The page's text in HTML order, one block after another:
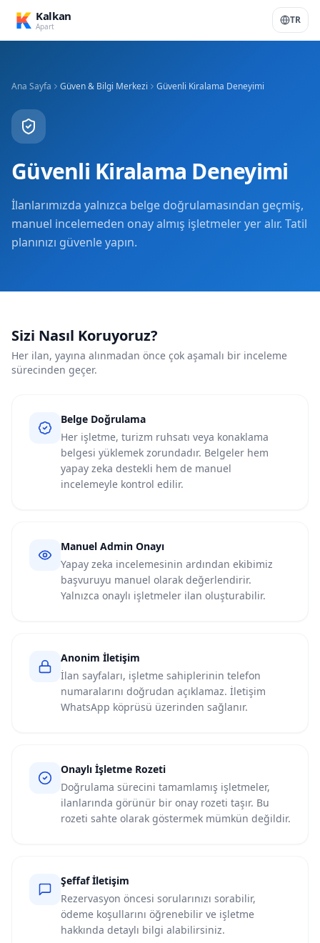
K Kalkan
Apart
TR
Ana Sayfa Güven & Bilgi Merkezi Güvenli Kiralama Deneyimi
Güvenli Kiralama Deneyimi
İlanlarımızda yalnızca belge doğrulamasından geçmiş,
manuel incelemeden onay almış işletmeler yer alır. Tatil
planınızı güvenle yapın.
Sizi Nasıl Koruyoruz?
Her ilan, yayına alınmadan önce çok aşamalı bir inceleme
sürecinden geçer.
Belge Doğrulama
Her işletme, turizm ruhsatı veya konaklama
belgesi yüklemek zorundadır. Belgeler hem
yapay zeka destekli hem de manuel
incelemeyle kontrol edilir.
Manuel Admin Onayı
Yapay zeka incelemesinin ardından ekibimiz
başvuruyu manuel olarak değerlendirir.
Yalnızca onaylı işletmeler ilan oluşturabilir.
Anonim İletişim
İlan sayfaları, işletme sahiplerinin telefon
numaralarını doğrudan açıklamaz. İletişim
WhatsApp köprüsü üzerinden sağlanır.
Onaylı İşletme Rozeti
Doğrulama sürecini tamamlamış işletmeler,
ilanlarında görünür bir onay rozeti taşır. Bu
rozeti sahte olarak göstermek mümkün değildir.
Şeffaf İletişim
Rezervasyon öncesi sorularınızı sorabilir,
ödeme koşullarını öğrenebilir ve işletme
hakkında detaylı bilgi alabilirsiniz.